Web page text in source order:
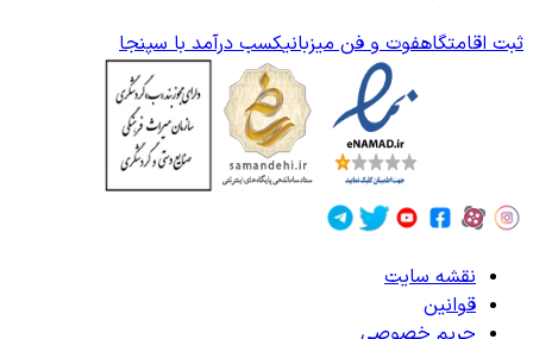
ثبت اقامتگاهفوت و فن میزبانیکسب درآمد با سپنجا
نقشه سایت
قوانین